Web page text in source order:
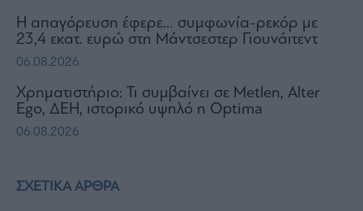
ΣΧΕΤΙΚΑ ΑΡΘΡΑ
Η απαγόρευση έφερε… συμφωνία-ρεκόρ με
23,4 εκατ. ευρώ στη Μάντσεστερ Γιουνάιτεντ
06.08.2026
Χρηματιστήριο: Τι συμβαίνει σε Metlen, Αlter
Ego, ΔΕΗ, ιστορικό υψηλό η Optima
06.08.2026